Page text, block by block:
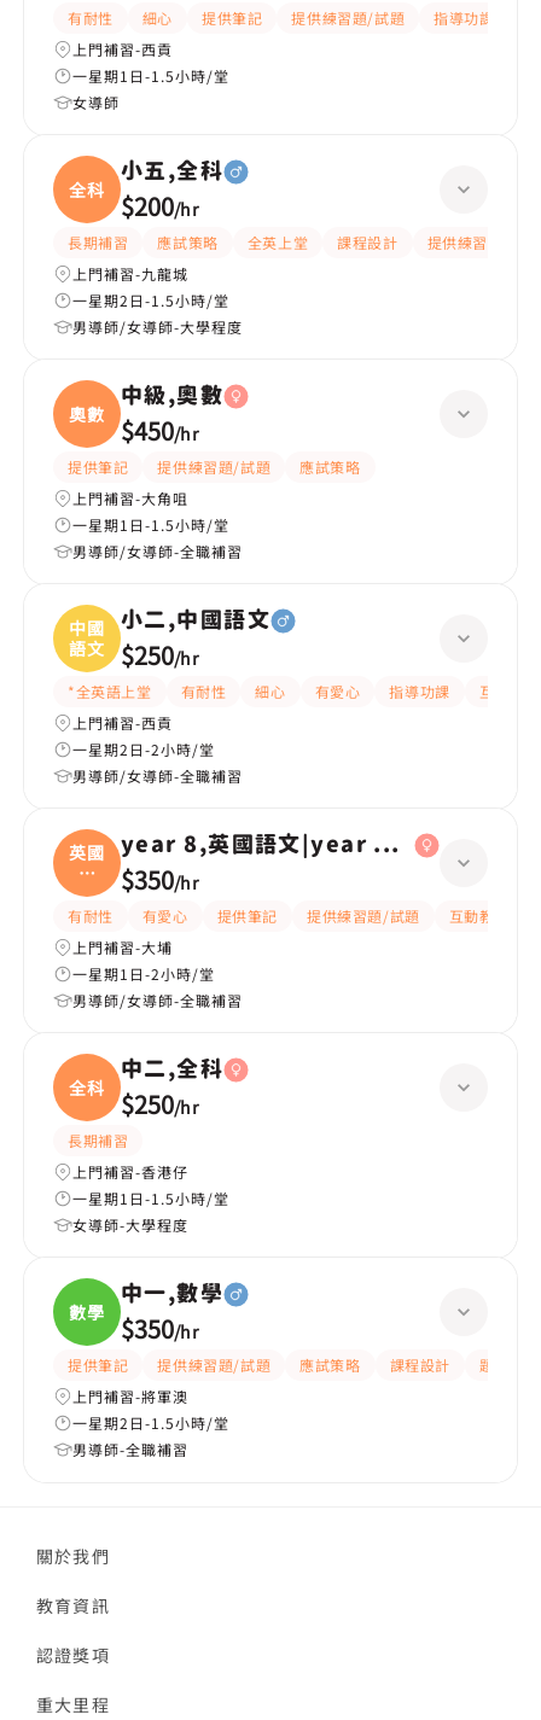
有耐性 細心 提供筆記 提供練習題/試題 指導功課
上門補習-西貢
一星期1日-1.5小時/堂
女導師
全科
小五,全科
$200/hr
長期補習 應試策略 全英上堂 課程設計
提供練習題/試題
上門補習-九龍城
一星期2日-1.5小時/堂
男導師/女導師-大學程度
奧數
中級,奧數
$450/hr
提供筆記 提供練習題/試題
應試策略
上門補習-大角咀
一星期1日-1.5小時/堂
男導師/女導師-全職補習
中國
語文
小二,中國語文
$250/hr
*全英語上堂 有耐性 細心 有愛心 指導功課
互動教學
上門補習-西貢
一星期2日-2小時/堂
男導師/女導師-全職補習
英國
語
文|
year 8,英國語文|year 6,英國語文
$350/hr
有耐性 有愛心 提供筆記 提供練習題/試題 互動教學
上門補習-大埔
一星期1日-2小時/堂
男導師/女導師-全職補習
全科
中二,全科
$250/hr
長期補習
上門補習-香港仔
一星期1日-1.5小時/堂
女導師-大學程度
數學
中一,數學
$350/hr
提供筆記 提供練習題/試題 應試策略 課程設計
題目講解
上門補習-將軍澳
一星期2日-1.5小時/堂
男導師-全職補習
關於我們
教育資訊
認證獎項
重大里程